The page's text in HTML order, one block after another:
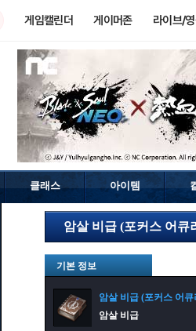
게임캘린더 게이머존 라이브/
클래스 아이템
암살 비급 (포커스 어큐
기본 정보
암살 비급 (포커스 어
암살 비급